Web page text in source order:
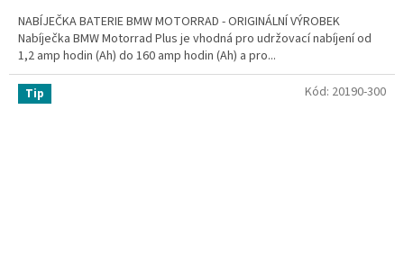
NABÍJEČKA BATERIE BMW MOTORRAD - ORIGINÁLNÍ VÝROBEK
Nabíječka BMW Motorrad Plus je vhodná pro udržovací nabíjení od
1,2 amp hodin (Ah) do 160 amp hodin (Ah) a pro...
Tip Kód: 20190-300